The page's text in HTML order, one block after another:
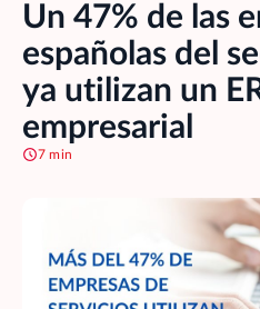
Un 47% de las
españolas del
ya utilizan un
empresarial
7 min